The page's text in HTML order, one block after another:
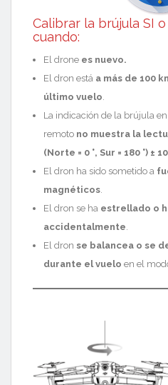
Calibrar la brújula SI
cuando:
El drone es nuevo.
El dron está a más de 100
último vuelo
La indicación de la brújula
remoto no muestra la
(Norte = 0 °, Sur = 180 °) ± 10
El dron ha sido sometido a
magnéticos
El dron se ha estrellado o
accidentalmente
El dron se balancea o se
durante el vuelo en el